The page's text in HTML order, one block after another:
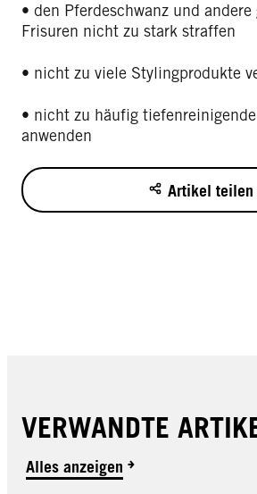
• den Pferdeschwanz und andere
Frisuren nicht zu stark straffen
• nicht zu viele Stylingprodukte
• nicht zu häufig
anwenden
Artikel teilen
VERWANDTE
Alles anzeigen